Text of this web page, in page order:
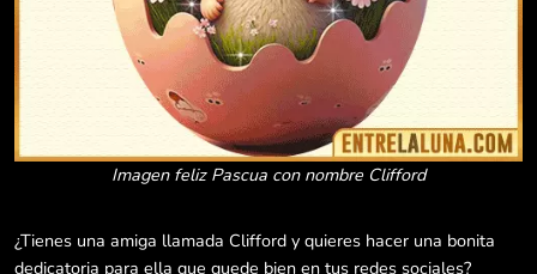
Imagen feliz Pascua con nombre Clifford
¿Tienes una amiga llamada Clifford y quieres hacer una bonita
dedicatoria para ella que quede bien en tus redes sociales?